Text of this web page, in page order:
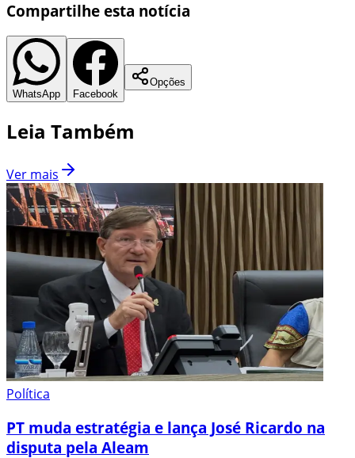
Compartilhe esta notícia
WhatsApp Facebook
Opções
Leia Também
Ver mais
Política
PT muda estratégia e lança José Ricardo na
disputa pela Aleam